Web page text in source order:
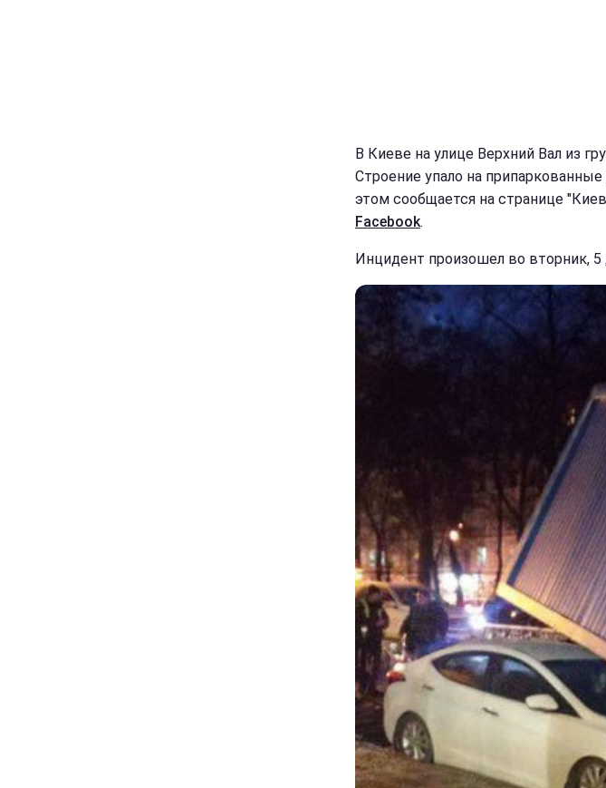
В Киеве на улице Верхний Вал из
Строение упало на
этом сообщается на странице
Facebook.
Инцидент произошел во вторник, 5